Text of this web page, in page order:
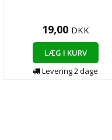
19,00 DKK
LÆG I KURV
Levering 2 dage